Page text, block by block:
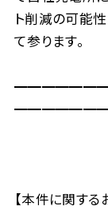
ト削減の可能
て参ります。
【本件に関する